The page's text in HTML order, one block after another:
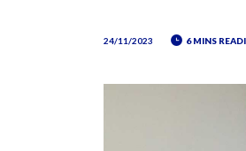
24/11/2023 6 MINS